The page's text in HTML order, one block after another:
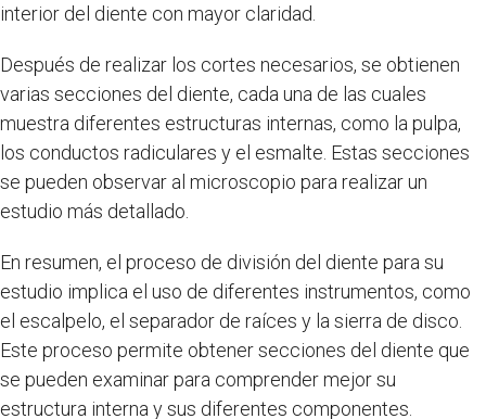
interior del diente con mayor claridad.
Después de realizar los cortes necesarios, se obtienen
varias secciones del diente, cada una de las cuales
muestra diferentes estructuras internas, como la pulpa,
los conductos radiculares y el esmalte. Estas secciones
se pueden observar al microscopio para realizar un
estudio más detallado.
En resumen, el proceso de división del diente para su
estudio implica el uso de diferentes instrumentos, como
el escalpelo, el separador de raíces y la sierra de disco.
Este proceso permite obtener secciones del diente que
se pueden examinar para comprender mejor su
estructura interna y sus diferentes componentes.